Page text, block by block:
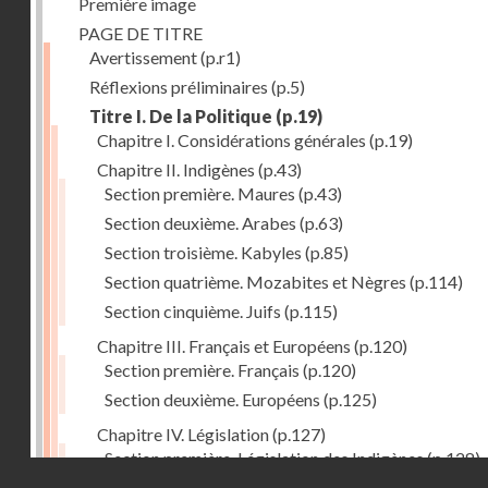
PAGE DE TITRE
Avertissement(p.r1)
Réflexions préliminaires (p.5)
Titre I. De la Politique (p.19)
Chapitre I. Considérations générales (p.19)
Chapitre II. Indigènes (p.43)
Section première. Maures (p.43)
Section deuxième. Arabes (p.63)
Section troisième. Kabyles (p.85)
Section quatrième. Mozabites et Nègres (p.114)
Section cinquième. Juifs (p.115)
Chapitre III. Français et Européens (p.120)
Section première. Français (p.120)
Section deuxième. Européens (p.125)
Chapitre IV. Législation(p.127)
Section première. Législation des Indigènes(p.128)